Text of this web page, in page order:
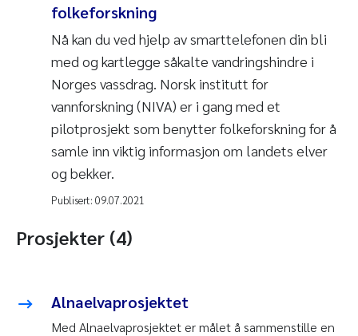
folkeforskning
Nå kan du ved hjelp av smarttelefonen din bli
med og kartlegge såkalte vandringshindre i
Norges vassdrag. Norsk institutt for
vannforskning (NIVA) er i gang med et
pilotprosjekt som benytter folkeforskning for å
samle inn viktig informasjon om landets elver
og bekker.
Publisert: 09.07.2021
Prosjekter (4)
Alnaelvaprosjektet
Med Alnaelvaprosjektet er målet å sammenstille en